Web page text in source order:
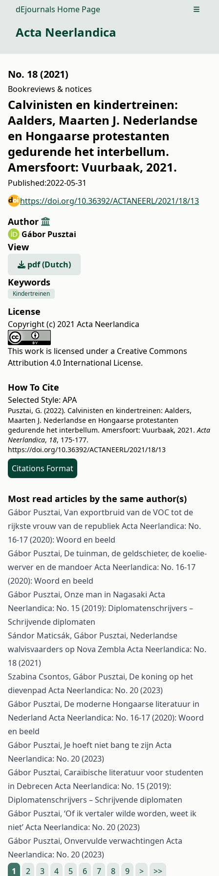
dEjournals Home Page Open
Acta Neerlandica
No. 18 (2021)
Bookreviews & notices
Calvinisten en kindertreinen:
Aalders, Maarten J. Nederlandse
en Hongaarse protestanten
gedurende het interbellum.
Amersfoort: Vuurbaak, 2021.
Published:2022-05-31
https://doi.org/10.36392/ACTANEERL/2021/18/13
Author
Gábor Pusztai
View
pdf (Dutch)
Keywords
Kindertreinen
License
Copyright (c) 2021 Acta Neerlandica
This work is licensed under a Creative Commons
Attribution 4.0 International License.
How To Cite
Selected Style: APA
Pusztai, G. (2022). Calvinisten en kindertreinen: Aalders,
Maarten J. Nederlandse en Hongaarse protestanten
gedurende het interbellum. Amersfoort: Vuurbaak, 2021.Acta
Neerlandica, 18, 175-177.
https://doi.org/10.36392/ACTANEERL/2021/18/13
Citations Format
Most read articles by the same author(s)
Gábor Pusztai, Van exportbruid van de VOC tot de
rijkste vrouw van de republiek Acta Neerlandica: No.
16-17 (2020): Woord en beeld
Gábor Pusztai, De tuinman, de geldschieter, de koelie-
werver en de mandoerActa Neerlandica: No. 16-17
(2020): Woord en beeld
Gábor Pusztai, Onze man in Nagasaki Acta
Neerlandica: No. 15 (2019): Diplomatenschrijvers –
Schrijvende diplomaten
Sándor Maticsák, Gábor Pusztai, Nederlandse
walvisvaarders op Nova Zembla Acta Neerlandica: No.
18 (2021)
Szabina Csontos, Gábor Pusztai, De koning op het
dievenpad Acta Neerlandica: No. 20 (2023)
Gábor Pusztai, De moderne Hongaarse literatuur in
Nederland Acta Neerlandica: No. 16-17 (2020): Woord
en beeld
Gábor Pusztai, Je hoeft niet bang te zijn Acta
Neerlandica: No. 20 (2023)
Gábor Pusztai, Caraïbische literatuur voor studenten
in Debrecen Acta Neerlandica: No. 15 (2019):
Diplomatenschrijvers – Schrijvende diplomaten
Gábor Pusztai, ‘Of ik vertaler wilde worden, weet ik
niet’Acta Neerlandica: No. 20 (2023)
Gábor Pusztai, Onvervulde verwachtingen Acta
Neerlandica: No. 20 (2023)
1
2 3 4 5 6 7 8 9 > >>